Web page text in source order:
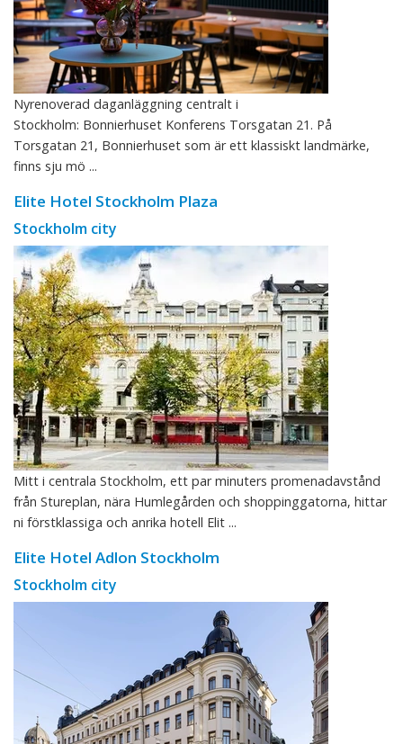
Nyrenoverad daganläggning centralt i
Stockholm: Bonnierhuset Konferens Torsgatan 21. På
Torsgatan 21, Bonnierhuset som är ett klassiskt landmärke,
finns sju mö ...
Elite Hotel Stockholm Plaza
Stockholm city
Mitt i centrala Stockholm, ett par minuters promenadavstånd
från Stureplan, nära Humlegården och shoppinggatorna, hittar
ni förstklassiga och anrika hotell Elit ...
Elite Hotel Adlon Stockholm
Stockholm city